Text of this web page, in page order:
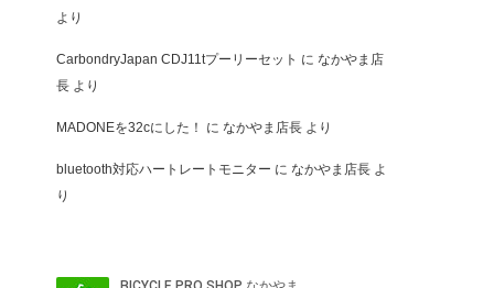
より
CarbondryJapan CDJ11tプーリーセット に なかやま店
長 より
MADONEを32cにした！ に なかやま店長 より
bluetooth対応ハートレートモニター に なかやま店長 よ
り